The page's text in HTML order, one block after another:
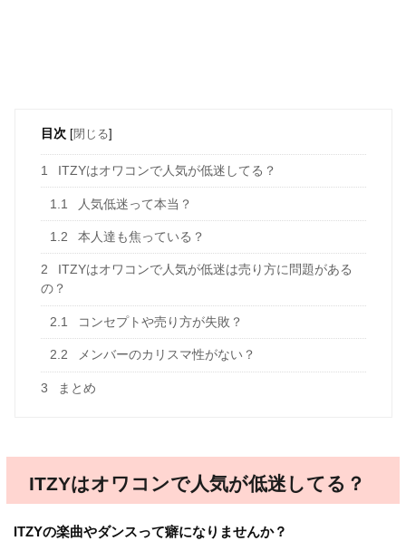
目次 [閉じる]
1 ITZYはオワコンで人気が低迷してる？
1.1 人気低迷って本当？
1.2 本人達も焦っている？
2
ITZYはオワコンで人気が低迷は売り方に問題がある
の？
2.1 コンセプトや売り方が失敗？
2.2 メンバーのカリスマ性がない？
3 まとめ
ITZYはオワコンで人気が低迷してる？
ITZYの楽曲やダンスって癖になりませんか？